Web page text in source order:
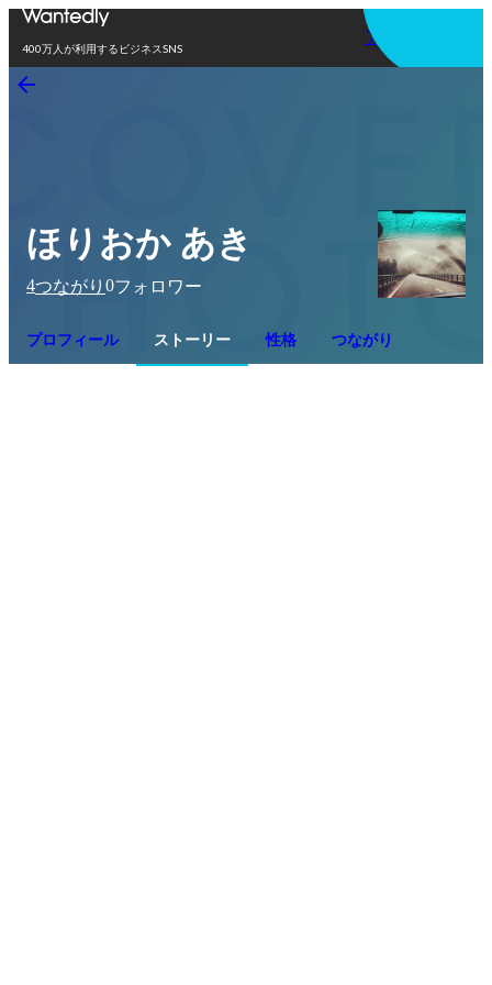
400万人が利用するビジネスSNS
アプリを使う
ほりおか あき
4つながり 0フォロワー
プロフィール ストーリー 性格 つながり